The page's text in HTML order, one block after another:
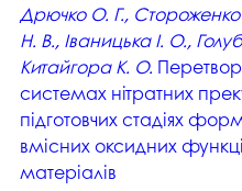
Дрючко О. Г.,
Н. В., Іваницька І. О.,
Китайгора К. О.
системах нітратних
підготовчих стадіях
вмісних оксидних
матеріалів